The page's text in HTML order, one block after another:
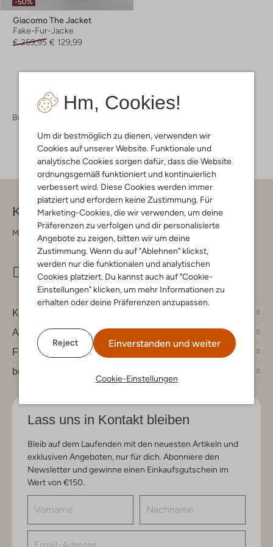
Hm, Cookies!
Um dir bestmöglich zu dienen, verwenden wir
Cookies auf unserer Website. Funktionale und
analytische Cookies sorgen dafür, dass die Website
ordnungsgemäß funktioniert und kontinuierlich
verbessert wird. Diese Cookies werden immer
platziert und erfordern keine Zustimmung. Für
Marketing-Cookies, die wir verwenden, um deine
Präferenzen zu verfolgen und dir personalisierte
Angebote zu zeigen, bitten wir um deine
Zustimmung. Wenn du auf "Ablehnen" klickst,
werden nur die funktionalen und analytischen
Cookies platziert. Du kannst auch auf "Cookie-
Einstellungen" klicken, um mehr Informationen zu
erhalten oder deine Präferenzen anzupassen.
Reject Einverstanden und weiter
Cookie-Einstellungen
-50%
Giacomo The Jacket
Fake-Fur-Jacke
€ 259,95 € 129,99
Bekleidung
Kontakt
Montag - Freitag 09:00 - 17:00 uur
Kundenservice
Account
Fashion News
bei Omoda
Lass uns in Kontakt bleiben
Bleib auf dem Laufenden mit den neuesten Artikeln und
exklusiven Angeboten, nur für dich. Abonniere den
Newsletter und gewinne einen Einkaufsgutschein im
Wert von €150.